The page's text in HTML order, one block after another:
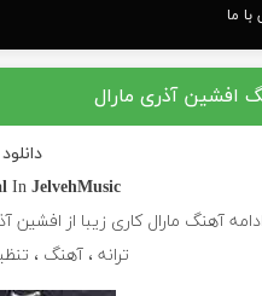
ما
افشین آذری مارال
In JelvehMusic
آهنگ مارال کاری زیبا از افشین
ترانه ، آهنگ ،